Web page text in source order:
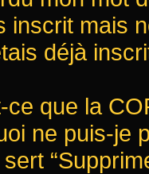
inscrit mais
déjà
ce que la
ne puis-je